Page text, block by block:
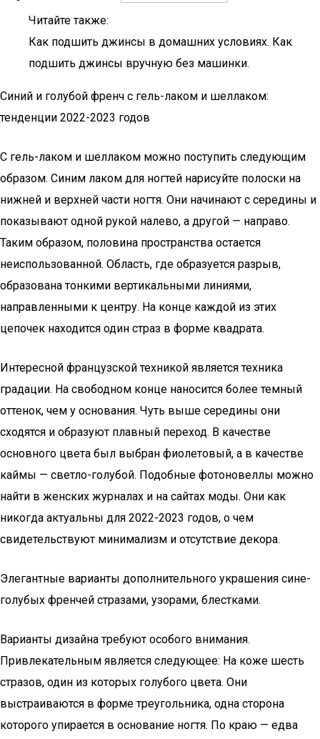
Читайте также:
Как подшить джинсы в домашних условиях. Как
подшить джинсы вручную без машинки.
Синий и голубой френч с гель-лаком и шеллаком:
тенденции 2022-2023 годов
С гель-лаком и шеллаком можно поступить следующим
образом. Синим лаком для ногтей нарисуйте полоски на
нижней и верхней части ногтя. Они начинают с середины и
показывают одной рукой налево, а другой — направо.
Таким образом, половина пространства остается
неиспользованной. Область, где образуется разрыв,
образована тонкими вертикальными линиями,
направленными к центру. На конце каждой из этих
цепочек находится один страз в форме квадрата.
Интересной французской техникой является техника
градации. На свободном конце наносится более темный
оттенок, чем у основания. Чуть выше середины они
сходятся и образуют плавный переход. В качестве
основного цвета был выбран фиолетовый, а в качестве
каймы — светло-голубой. Подобные фотоновеллы можно
найти в женских журналах и на сайтах моды. Они как
никогда актуальны для 2022-2023 годов, о чем
свидетельствуют минимализм и отсутствие декора.
Элегантные варианты дополнительного украшения сине-
голубых френчей стразами, узорами, блестками.
Варианты дизайна требуют особого внимания.
Привлекательным является следующее: На коже шесть
стразов, один из которых голубого цвета. Они
выстраиваются в форме треугольника, одна сторона
которого упирается в основание ногтя. По краю — едва